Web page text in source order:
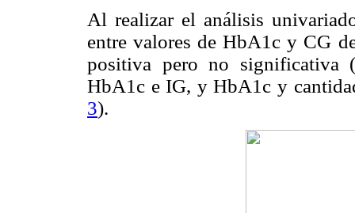
Al realizar el análisis
entre valores de HbA1c y CG
positiva pero no significativa
HbA1c e IG, y HbA1c y
3).